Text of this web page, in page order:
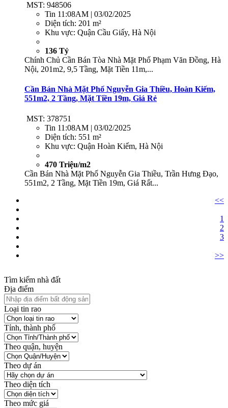
MST: 948506
Tin 11:08AM | 03/02/2025
Diện tích: 201 m²
Khu vực: Quận Cầu Giấy, Hà Nội
136 Tỷ
Chính Chủ Cần Bán Tòa Nhà Mặt Phố Phạm Văn Đồng, Hà
Nội, 201m2, 9,5 Tầng, Mặt Tiền 11m,...
Cần Bán Nhà Mặt Phố Nguyễn Gia Thiều, Hoàn Kiếm,
551m2, 2 Tầng, Mặt Tiền 19m, Giá Rẻ
MST: 378751
Tin 11:08AM | 03/02/2025
Diện tích: 551 m²
Khu vực: Quận Hoàn Kiếm, Hà Nội
470 Triệu/m2
Cần Bán Nhà Mặt Phố Nguyễn Gia Thiều, Trần Hưng Đạo,
551m2, 2 Tầng, Mặt Tiền 19m, Giá Rất...
<<
1
2
3
>>
Tìm kiếm nhà đất
Địa điểm
Loại tin rao
Tỉnh, thành phố
Theo quận, huyện
Theo dự án
Theo diện tích
Theo mức giá